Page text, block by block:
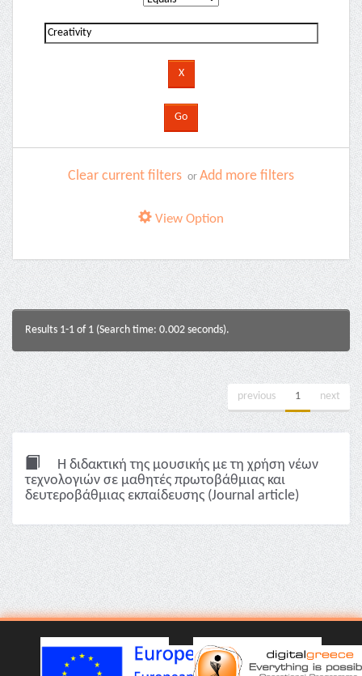
Clear current filters or Add more filters
View Option
Results 1-1 of 1 (Search time: 0.002 seconds).
previous 1 next
Η διδακτική της μουσικής με τη χρήση νέων
τεχνολογιών σε μαθητές πρωτοβάθμιας και
δευτεροβάθμιας εκπαίδευσης (Journal article)